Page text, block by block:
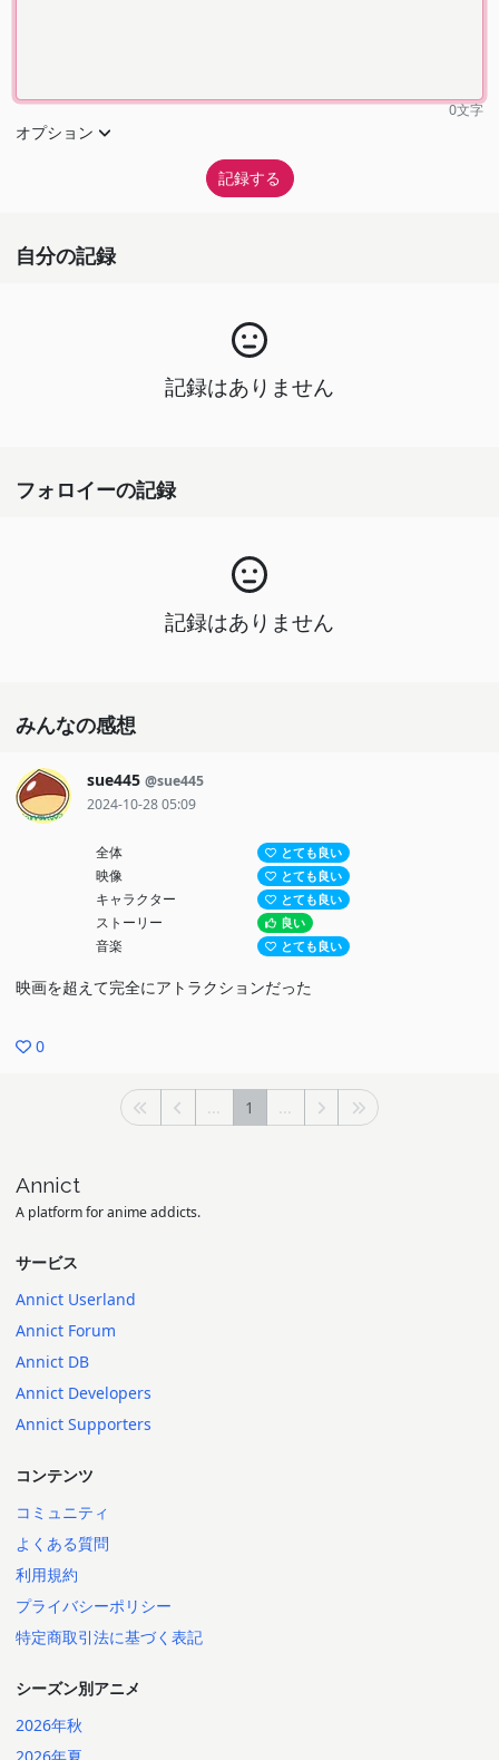
0文字
オプション
自分の記録
記録はありません
フォロイーの記録
記録はありません
みんなの感想
sue445 @sue445
2024-10-28 05:09
全体 とても良い
映像 とても良い
キャラクター とても良い
ストーリー 良い
音楽 とても良い
映画を超えて完全にアトラクションだった
0
... 1 ...
Annict
A platform for anime addicts.
サービス
Annict Userland
Annict Forum
Annict DB
Annict Developers
Annict Supporters
コンテンツ
コミュニティ
よくある質問
利用規約
プライバシーポリシー
特定商取引法に基づく表記
シーズン別アニメ
2026年秋